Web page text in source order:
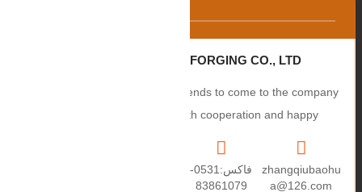
ZHANGQIU BAOHUA FORGING CO., LTD.
Sincerely welcome users and friends to come to the company
فاكس:0531-
83861079
zhangqiubaohu
a@126.com